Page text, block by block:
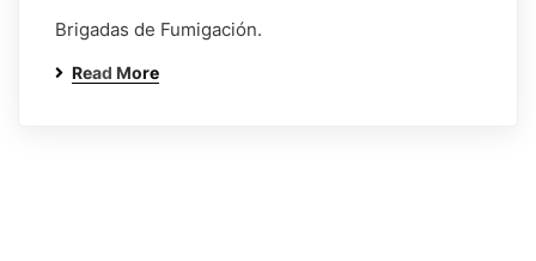
Brigadas de Fumigación.
Read More